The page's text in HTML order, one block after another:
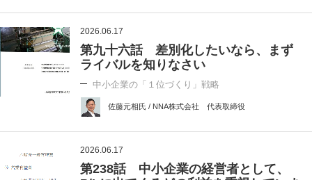
2026.06.17
第九十六話 差別化したいなら、まず
ライバルを知りなさい
中小企業の「１位づくり」戦略
佐藤元相氏 / NNA株式会社 代表取締役
2026.06.17
第238話 中小企業の経営者として、